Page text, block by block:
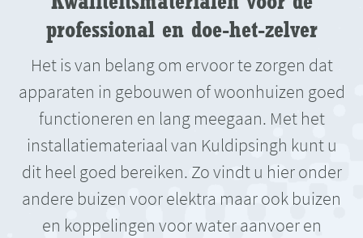
professional en doe-het-zelver
Het is van belang om ervoor te zorgen dat
apparaten in gebouwen of woonhuizen goed
functioneren en lang meegaan. Met het
installatiemateriaal van Kuldipsingh kunt u
dit heel goed bereiken. Zo vindt u hier onder
andere buizen voor elektra maar ook buizen
en koppelingen voor water aanvoer en